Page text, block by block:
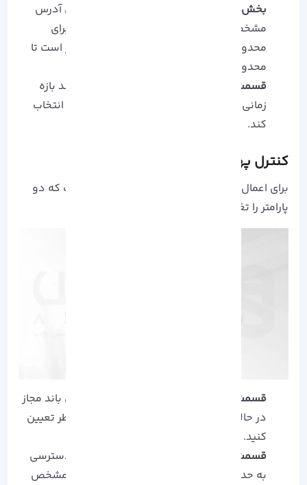
بخش max limit:
حداکثر پهنای باند مجاز برای آدرس
مشخص شده را در این قسمت تعیین کنید. برای
محدود کردن حجم دانلود در میکروتیک، نیاز است تا
محدوده ای را در این قسمت تعیین کنید.
قسمت time:
در این مرحله وب مستر می تواند بازه
زمانی مشخص شده ای را برای اعمال تغییرات انتخاب
کند.
کنترل پهنای باند در قسمت Advanced
برای اعمال تغییرات در قسمت Advanced نیاز است که دو
پارامتر را تغییر دهید:
قسمت limit at:
در این قسمت حداقل پهنای باند مجاز
در حالت دانلود و آپلود را برای آدرس IP مد نظر تعیین
کنید.
قسمت priority:
در این بخش اولویت های دسترسی
به حداکثر پهنای باند که در قسمت General مشخص